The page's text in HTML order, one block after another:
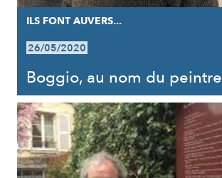
ILS FONT AUVERS...
26/05/2020
Boggio, au nom du peintre